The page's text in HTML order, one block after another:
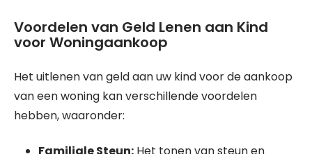
Voordelen van Geld Lenen aan Kind
voor Woningaankoop
Het uitlenen van geld aan uw kind voor de aankoop
van een woning kan verschillende voordelen
hebben, waaronder: